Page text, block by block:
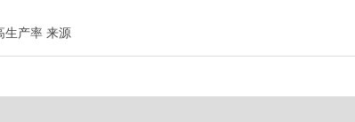
生产率 来源